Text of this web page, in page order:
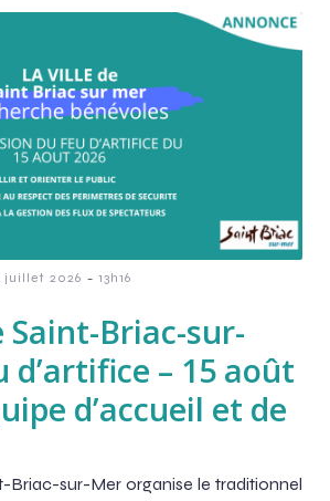
juillet 2026 - 13h16
Saint-Briac-sur-
d’artifice – 15 août
d’accueil et de
Briac-sur-Mer organise le traditionnel